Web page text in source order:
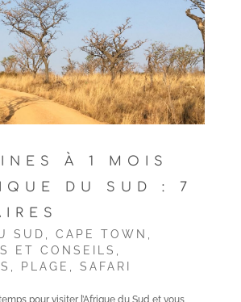
À 1 MOIS
DU SUD : 7
SUD CAPE TOWN
ET CONSEILS
PLAGE SAFARI
pour visiter l’Afrique du Sud et vous